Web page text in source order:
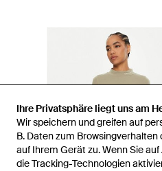
Ihre Privatsphäre liegt uns am
Wir speichern und greifen auf
B. Daten zum
auf Ihrem Gerät zu. Wenn Sie
die Tracking-Technologien